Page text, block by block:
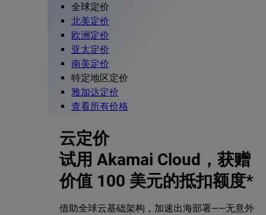
全球定价
北美定价
欧洲定价
亚太定价
南美定价
特定地区定价
雅加达定价
查看所有价格
云定价
试用 Akamai Cloud，获赠
价值 100 美元的抵扣额度*
借助全球云基础架构，加速出海部署——无意外